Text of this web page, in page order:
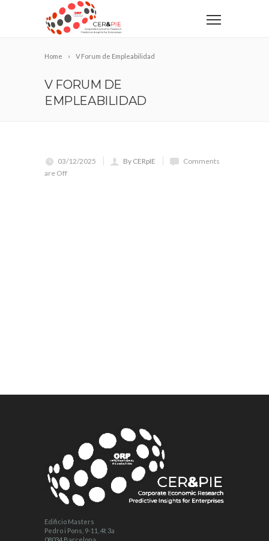
Home V Forum de Empleabilidad
V FORUM DE
EMPLEABILIDAD
03/12/2025 By CERpIE
Comments
are Off
Edificio Masters
Pedro i Pons, 9-11, 4t 3a